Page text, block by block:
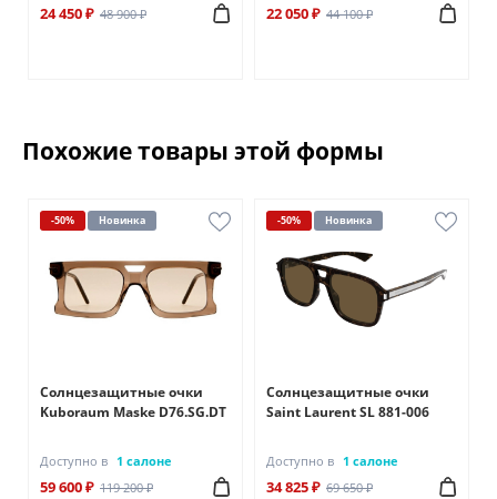
24 450 ₽ 48 900 ₽ 22 050 ₽ 44 100 ₽
Похожие товары этой формы
-50% Новинка
Солнцезащитные очки
Kuboraum Maske D76.SG.DT
Доступно в 1 салоне
59 600 ₽ 119 200 ₽
-50% Новинка
Солнцезащитные очки
Saint Laurent SL 881-006
Доступно в 1 салоне
34 825 ₽ 69 650 ₽